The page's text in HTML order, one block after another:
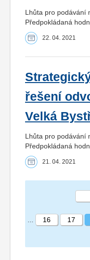
Lhůta pro podávání
Předpokládaná
22. 04. 2021
řešení
Velká
Lhůta pro podávání
Předpokládaná
21. 04. 2021
16 17